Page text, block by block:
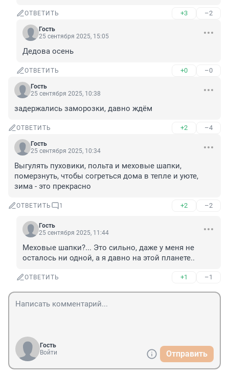
ОТВЕТИТЬ +3 –2
Гость
25 сентября 2025, 15:05
Дедова осень
ОТВЕТИТЬ +0 –0
Гость
25 сентября 2025, 10:38
задержались заморозки, давно ждём
ОТВЕТИТЬ +2 –4
Гость
25 сентября 2025, 10:34
Выгулять пуховики, польта и меховые шапки,
померзнуть, чтобы согреться дома в тепле и уюте,
зима - это прекрасно
ОТВЕТИТЬ 1 +2 –2
Гость
25 сентября 2025, 11:44
Меховые шапки?... Это сильно, даже у меня не
осталось ни одной, а я давно на этой планете..
ОТВЕТИТЬ +1 –1
Гость
Войти
Отправить